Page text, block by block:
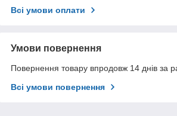
Всі умови оплати
Умови повернення
Повернення товару впродовж 14 днів за
Всі умови повернення